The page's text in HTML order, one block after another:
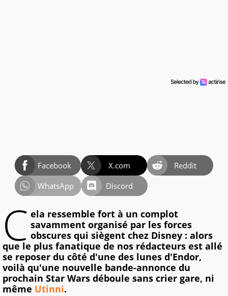
Facebook X.com
Reddit
WhatsApp
Discord
C ela ressemble fort à un complot
savamment organisé par les forces
obscures qui siègent chez Disney : alors
que le plus fanatique de nos rédacteurs est allé
se reposer du côté d'une des lunes d'Endor,
voilà qu'une nouvelle bande-annonce du
prochain Star Wars déboule sans crier gare, ni
même Utinni.